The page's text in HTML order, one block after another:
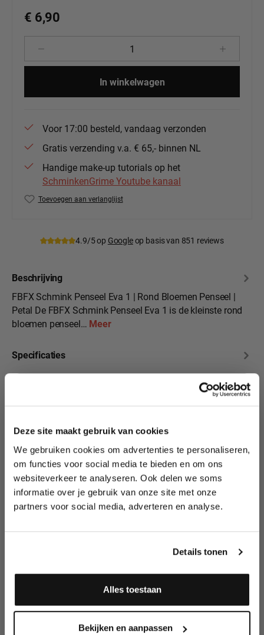
Deze site maakt gebruik van cookies
We gebruiken cookies om advertenties te personaliseren,
om functies voor social media te bieden en om ons
websiteverkeer te analyseren. Ook delen we soms
informatie over je gebruik van onze site met onze
partners voor social media, adverteren en analyse.
Details tonen
Alles toestaan
Bekijken en aanpassen
€ 6,90
Producthoeveelheid: Voer de
In winkelwagen
Voor 17:00 besteld, vandaag verzonden
Gratis verzending v.a. € 65,- binnen NL
Handige make-up tutorials op het
SchminkenGrime Youtube kanaal
Toevoegen aan verlanglijst
4.9/5 op Googleop basis van 851 reviews
Beschrijving
FBFX Schmink Penseel Eva 1 | Rond Bloemen Penseel |
Petal De FBFX Schmink Penseel Eva 1 is de kleinste rond
bloemen penseel… Meer
Specificaties
Productgalerij overslaan
Bekijk al onze
andere professionele
FBFX Schmink
Penselen Sets
SET VOORDEEL!
10% korting?
Lees als eerste over nieuwe producten,
tutorials, aanbiedingen, evenementen,
wedstrijden en meer.
Meld je aan en ontvang direct
Ja, ik meld me aan